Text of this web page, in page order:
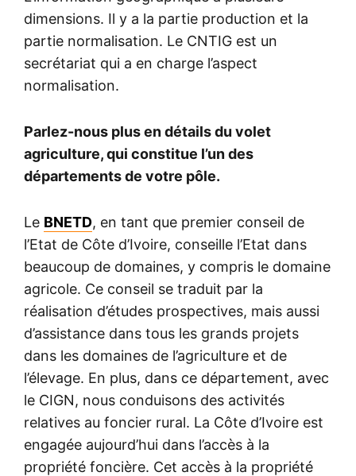
dimensions. Il y a la partie production et la
partie normalisation. Le CNTIG est un
secrétariat qui a en charge l’aspect
normalisation.
Parlez-nous plus en détails du volet
agriculture, qui constitue l’un des
départements de votre pôle.
Le BNETD, en tant que premier conseil de
l’Etat de Côte d’Ivoire, conseille l’Etat dans
beaucoup de domaines, y compris le domaine
agricole. Ce conseil se traduit par la
réalisation d’études prospectives, mais aussi
d’assistance dans tous les grands projets
dans les domaines de l’agriculture et de
l’élevage. En plus, dans ce département, avec
le CIGN, nous conduisons des activités
relatives au foncier rural. La Côte d’Ivoire est
engagée aujourd’hui dans l’accès à la
propriété foncière. Cet accès à la propriété